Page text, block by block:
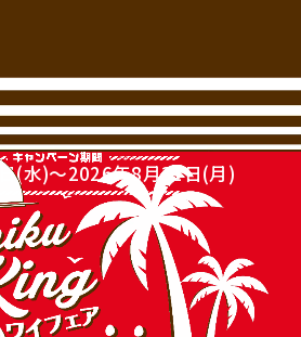
(水)～2026年8月31日(月)